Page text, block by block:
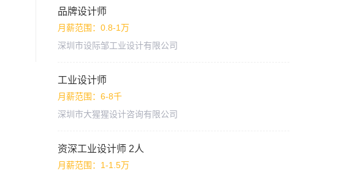
品牌设计师
月薪范围：0.8-1万
深圳市设际邹工业设计有限公司
工业设计师
月薪范围：6-8千
深圳市大猩猩设计咨询有限公司
资深工业设计师 2人
月薪范围：1-1.5万